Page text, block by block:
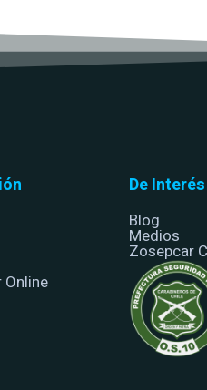
De Interés
Blog
Medios
Zosepcar